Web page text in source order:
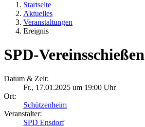
Startseite
Aktuelles
Veranstaltungen
Ereignis
SPD-Vereinsschießen
Datum & Zeit:
Fr., 17.01.2025 um 19:00 Uhr
Ort:
Schützenheim
Veranstalter:
SPD Ensdorf